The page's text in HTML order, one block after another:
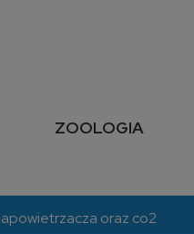
ZOOLOGIA
oraz co2